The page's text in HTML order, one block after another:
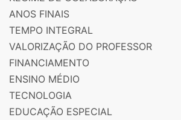
ANOS FINAIS
TEMPO INTEGRAL
VALORIZAÇÃO DO PROFESSOR
FINANCIAMENTO
ENSINO MÉDIO
TECNOLOGIA
EDUCAÇÃO ESPECIAL